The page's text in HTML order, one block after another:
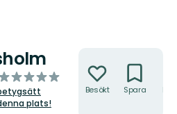
plats!
Besökt Spara